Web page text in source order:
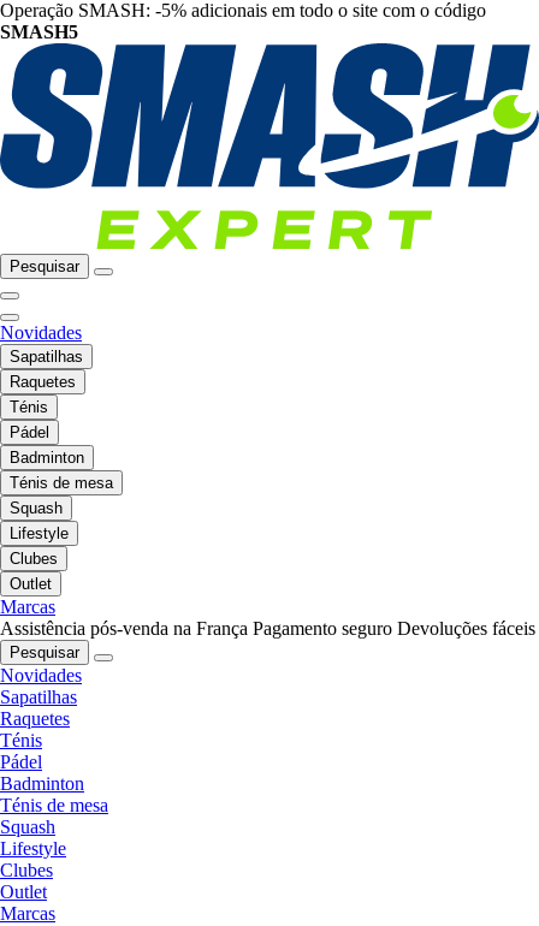
Operação SMASH: -5% adicionais em todo o site com o código
SMASH5
Pesquisar
Novidades
Sapatilhas
Raquetes
Ténis
Pádel
Badminton
Ténis de mesa
Squash
Lifestyle
Clubes
Outlet
Marcas
Assistência pós-venda na França Pagamento seguro Devoluções fáceis
Pesquisar
Novidades
Sapatilhas
Raquetes
Ténis
Pádel
Badminton
Ténis de mesa
Squash
Lifestyle
Clubes
Outlet
Marcas